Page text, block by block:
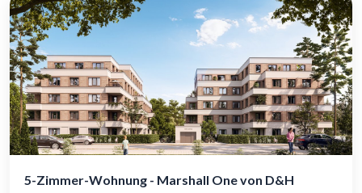
5-Zimmer-Wohnung - Marshall One von D&H